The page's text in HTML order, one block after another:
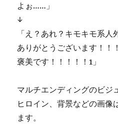
よぉ……」
↓
「え？あれ？キモキモ系人
ありがとうございます！！
褒美です！！！！！1」
マルチエンディングのビジ
ヒロイン、背景などの画像
ます。